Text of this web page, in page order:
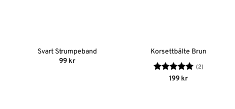
Svart Strumpeband
99 kr
Korsettbälte Brun
Betygsatt5
(2)
199 kr